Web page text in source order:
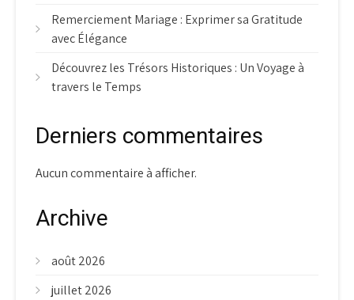
Remerciement Mariage : Exprimer sa Gratitude
avec Élégance
Découvrez les Trésors Historiques : Un Voyage à
travers le Temps
Derniers commentaires
Aucun commentaire à afficher.
Archive
août 2026
juillet 2026